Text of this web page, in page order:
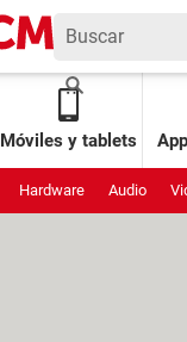
Móviles y tablets
Hardware Audio